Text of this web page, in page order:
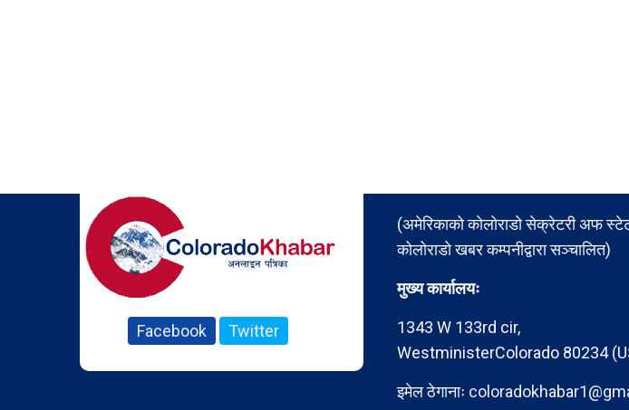
Facebook Twitter
(अमेरिकाको कोलोराडो सेक्रेटरी अफ
कोलोराडो खबर कम्पनीद्वारा सञ्चालित)
मुख्य कार्यालयः
1343 W 133rd cir,
WestministerColorado 80234
इमेल ठेगानाः